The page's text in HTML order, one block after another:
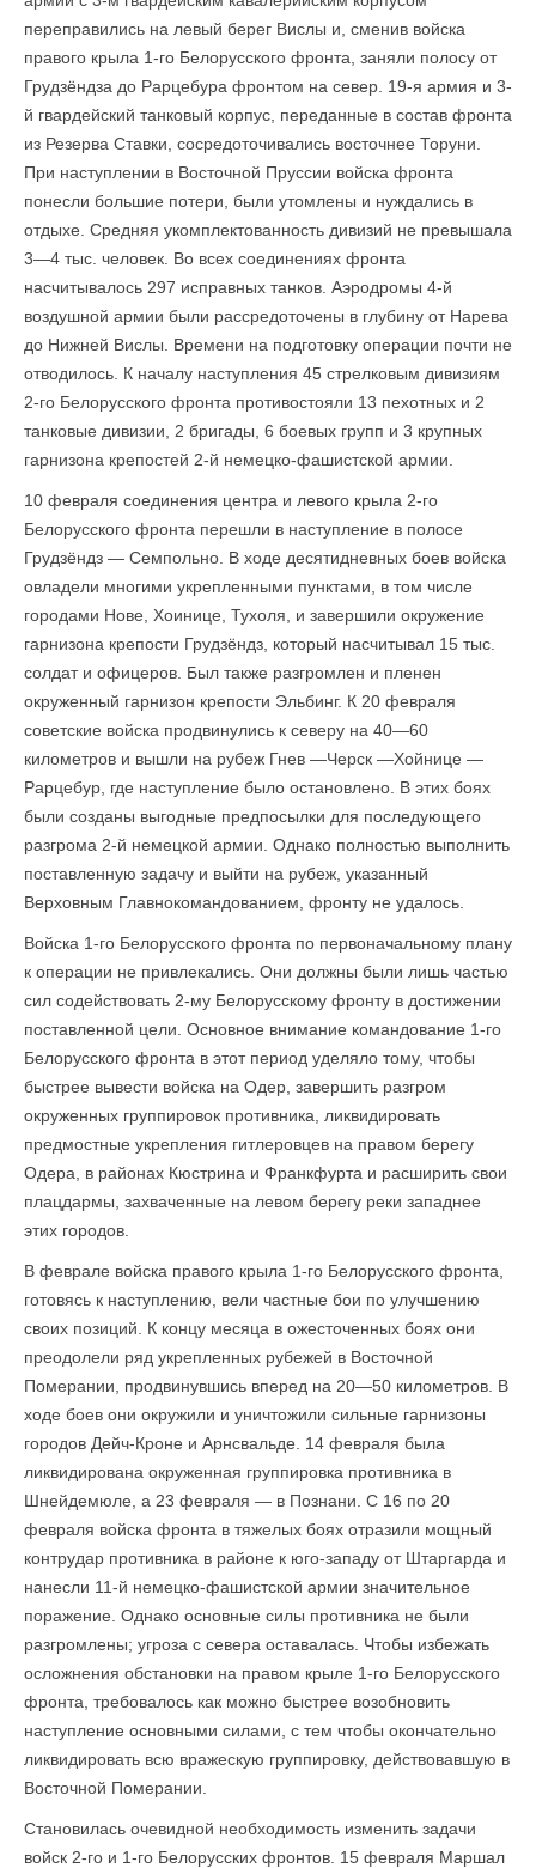
переправились на левый берег Вислы и, сменив войска
правого крыла 1-го Белорусского фронта, заняли полосу от
Грудзёндза до Рарцебура фронтом на север. 19-я армия и 3-
й гвардейский танковый корпус, переданные в состав фронта
из Резерва Ставки, сосредоточивались восточнее Торуни.
При наступлении в Восточной Пруссии войска фронта
понесли большие потери, были утомлены и нуждались в
отдыхе. Средняя укомплектованность дивизий не превышала
3—4 тыс. человек. Во всех соединениях фронта
насчитывалось 297 исправных танков. Аэродромы 4-й
воздушной армии были рассредоточены в глубину от Нарева
до Нижней Вислы. Времени на подготовку операции почти не
отводилось. К началу наступления 45 стрелковым дивизиям
2-го Белорусского фронта противостояли 13 пехотных и 2
танковые дивизии, 2 бригады, 6 боевых групп и 3 крупных
гарнизона крепостей 2-й немецко-фашистской армии.
10 февраля соединения центра и левого крыла 2-го
Белорусского фронта перешли в наступление в полосе
Грудзёндз — Семпольно. В ходе десятидневных боев войска
овладели многими укрепленными пунктами, в том числе
городами Нове, Хоинице, Тухоля, и завершили окружение
гарнизона крепости Грудзёндз, который насчитывал 15 тыс.
солдат и офицеров. Был также разгромлен и пленен
окруженный гарнизон крепости Эльбинг. К 20 февраля
советские войска продвинулись к северу на 40—60
километров и вышли на рубеж Гнев —Черск —Хойнице —
Рарцебур, где наступление было остановлено. В этих боях
были созданы выгодные предпосылки для последующего
разгрома 2-й немецкой армии. Однако полностью выполнить
поставленную задачу и выйти на рубеж, указанный
Верховным Главнокомандованием, фронту не удалось.
Войска 1-го Белорусского фронта по первоначальному плану
к операции не привлекались. Они должны были лишь частью
сил содействовать 2-му Белорусскому фронту в достижении
поставленной цели. Основное внимание командование 1-го
Белорусского фронта в этот период уделяло тому, чтобы
быстрее вывести войска на Одер, завершить разгром
окруженных группировок противника, ликвидировать
предмостные укрепления гитлеровцев на правом берегу
Одера, в районах Кюстрина и Франкфурта и расширить свои
плацдармы, захваченные на левом берегу реки западнее
этих городов.
В феврале войска правого крыла 1-го Белорусского фронта,
готовясь к наступлению, вели частные бои по улучшению
своих позиций. К концу месяца в ожесточенных боях они
преодолели ряд укрепленных рубежей в Восточной
Померании, продвинувшись вперед на 20—50 километров. В
ходе боев они окружили и уничтожили сильные гарнизоны
городов Дейч-Кроне и Арнсвальде. 14 февраля была
ликвидирована окруженная группировка противника в
Шнейдемюле, а 23 февраля — в Познани. С 16 по 20
февраля войска фронта в тяжелых боях отразили мощный
контрудар противника в районе к юго-западу от Штаргарда и
нанесли 11-й немецко-фашистской армии значительное
поражение. Однако основные силы противника не были
разгромлены; угроза с севера оставалась. Чтобы избежать
осложнения обстановки на правом крыле 1-го Белорусского
фронта, требовалось как можно быстрее возобновить
наступление основными силами, с тем чтобы окончательно
ликвидировать всю вражескую группировку, действовавшую в
Восточной Померании.
Становилась очевидной необходимость изменить задачи
войск 2-го и 1-го Бело­русских фронтов. 15 февраля Маршал